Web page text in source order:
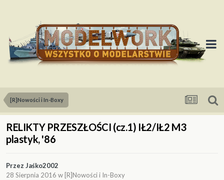
[R]Nowości i In-Boxy
RELIKTY PRZESZŁOŚCI (cz.1) IŁ2/IŁ2 M3
plastyk, '86
Przez Jaśko2002
28 Sierpnia 2016 w [R]Nowości i In-Boxy